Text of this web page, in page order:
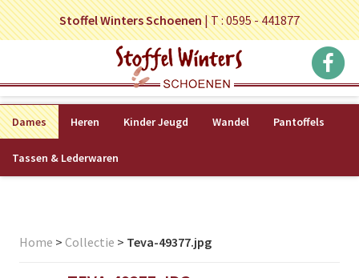
Stoffel Winters Schoenen|T : 0595 - 441877
Dames Heren Kinder Jeugd Wandel Pantoffels
Tassen & Lederwaren
Home > Collectie > Teva-49377.jpg